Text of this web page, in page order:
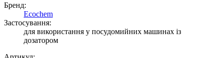
Бренд:
Ecochem
Застосування:
для використання у посудомийних машинах із
дозатором